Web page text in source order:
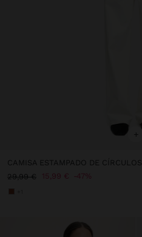
+
CAMISA ESTAMPADO DE CÍRCULOS
29,99 €
15,99 € 47%